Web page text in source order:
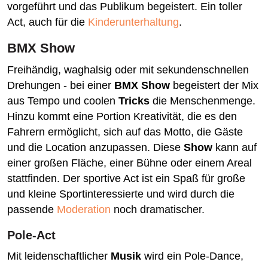
vorgeführt und das Publikum begeistert. Ein toller
Act, auch für die Kinderunterhaltung.
BMX Show
Freihändig, waghalsig oder mit sekundenschnellen
Drehungen - bei einer BMX Show begeistert der Mix
aus Tempo und coolen Tricks die Menschenmenge.
Hinzu kommt eine Portion Kreativität, die es den
Fahrern ermöglicht, sich auf das Motto, die Gäste
und die Location anzupassen. Diese Show kann auf
einer großen Fläche, einer Bühne oder einem Areal
stattfinden. Der sportive Act ist ein Spaß für große
und kleine Sportinteressierte und wird durch die
passende Moderation noch dramatischer.
Pole-Act
Mit leidenschaftlicher Musik wird ein Pole-Dance,